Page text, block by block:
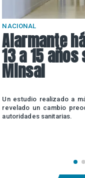
NACIONAL
Alarmante
13 a 15
Minsal
Un estudio realizado a
revelado un cambio
autoridades sanitarias.